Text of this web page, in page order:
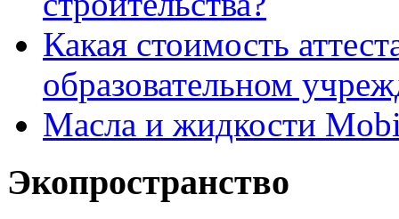
Какая стоимость
образовательном
Масла и жидкости
Экопространство